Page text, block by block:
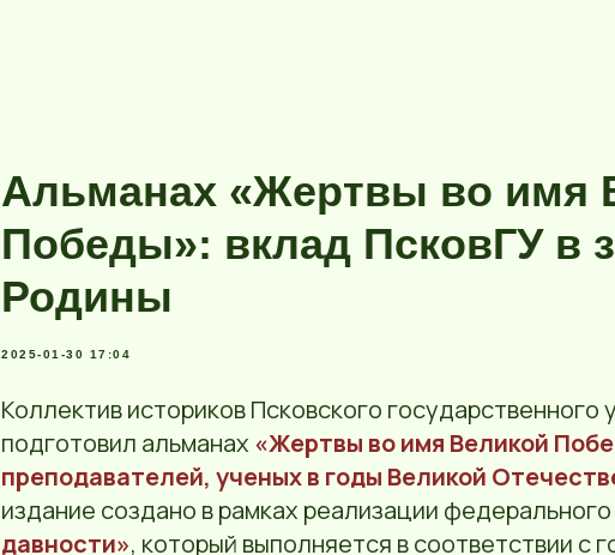
Альманах «Жертвы во имя
Победы»: вклад ПсковГУ в
Родины
2025-01-30 17:04
Коллектив историков Псковского государственного
подготовил альманах «Жертвы во имя Великой
преподавателей, ученых в годы Великой
издание создано в рамках реализации
давности», который выполняется в соответствии с